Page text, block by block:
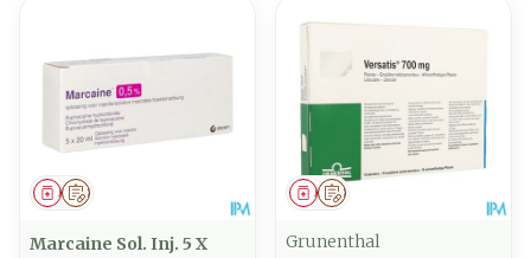
Sur prescription
Médicament
Marcaine Sol. Inj. 5 X
Sur prescription
Médicament
Grunenthal